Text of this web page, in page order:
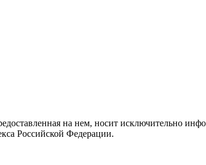
на нем, носит исключительно
Российской Федерации.